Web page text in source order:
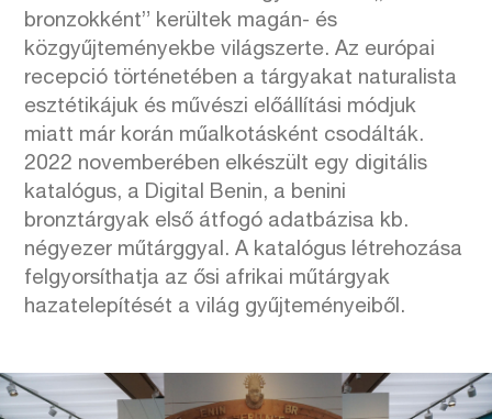
bronzokként” kerültek magán- és
közgyűjteményekbe világszerte. Az európai
recepció történetében a tárgyakat naturalista
esztétikájuk és művészi előállítási módjuk
miatt már korán műalkotásként csodálták.
2022 novemberében elkészült egy digitális
katalógus, a Digital Benin, a benini
bronztárgyak első átfogó adatbázisa kb.
négyezer műtárggyal. A katalógus létrehozása
felgyorsíthatja az ősi afrikai műtárgyak
hazatelepítését a világ gyűjteményeiből.